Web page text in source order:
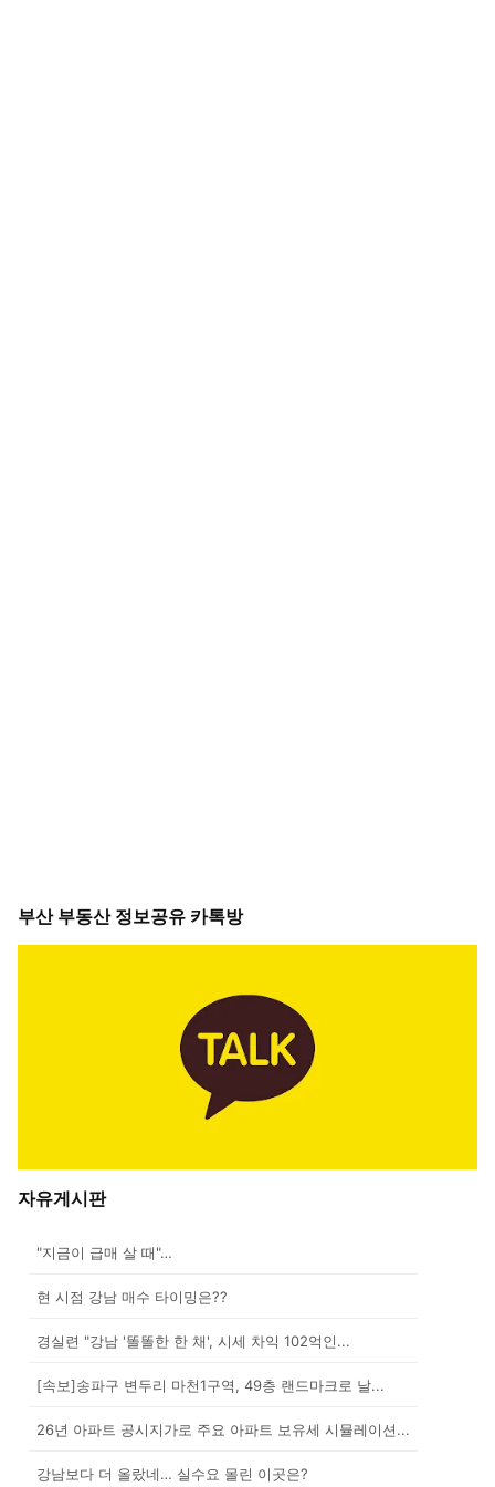
부산 부동산 정보공유 카톡방
자유게시판
"지금이 급매 살 때"…
현 시점 강남 매수 타이밍은??
경실련 "강남 '똘똘한 한 채', 시세 차익 102억인...
[속보]송파구 변두리 마천1구역, 49층 랜드마크로 날...
26년 아파트 공시지가로 주요 아파트 보유세 시뮬레이션...
강남보다 더 올랐네… 실수요 몰린 이곳은?